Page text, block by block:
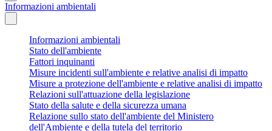
Informazioni ambientali
Informazioni ambientali
Stato dell'ambiente
Fattori inquinanti
Misure incidenti sull'ambiente e relative analisi di impatto
Misure a protezione dell'ambiente e relative analisi di impatto
Relazioni sull'attuazione della legislazione
Stato della salute e della sicurezza umana
Relazione sullo stato dell'ambiente del Ministero
dell'Ambiente e della tutela del territorio